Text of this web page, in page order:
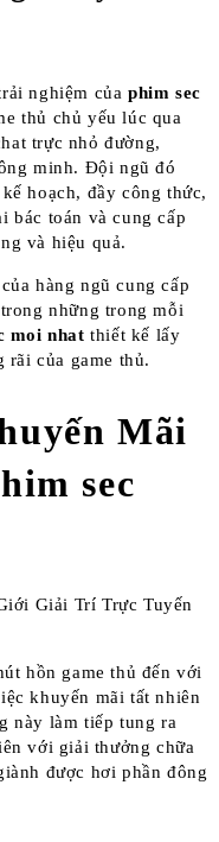
nghiệm của phim sec
thủ chủ yếu lúc qua
trực nhỏ đường,
minh. Đội ngũ đó
hoạch, đầy công thức,
bác toán và cung cấp
và hiệu quả.
hàng ngũ cung cấp
những trong mỗi
moi nhat thiết kế lấy
rãi của game thủ.
Mãi
sec
hồn game thủ đến với
khuyến mãi tất nhiên
này làm tiếp tung ra
với giải thưởng chữa
được hơi phần đông